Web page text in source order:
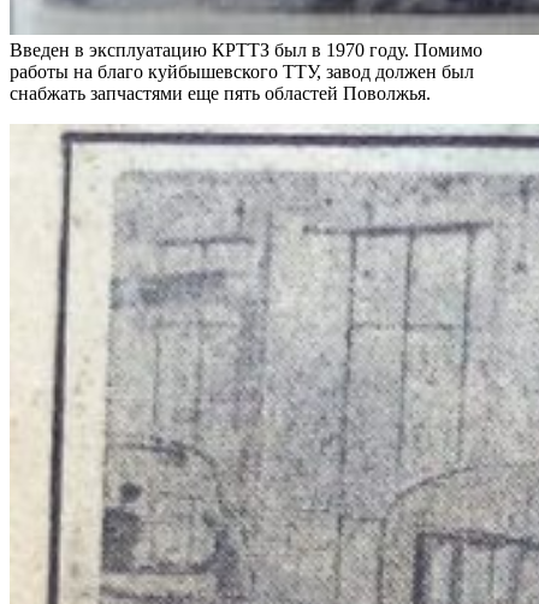
Введен в эксплуатацию КРТТЗ был в 1970 году. Помимо
работы на благо куйбышевского ТТУ, завод должен был
снабжать запчастями еще пять областей Поволжья.